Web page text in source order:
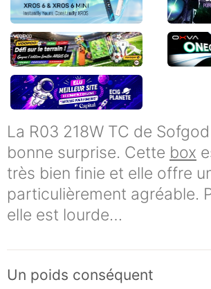
La R03 218W TC de
bonne surprise. Cette box
très bien finie et elle offre
particulièrement agréable.
elle est lourde…
Un poids conséquent